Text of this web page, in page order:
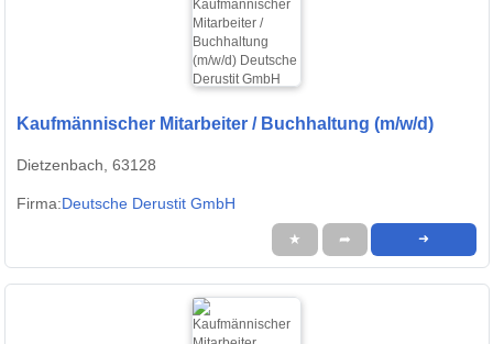
Kaufmännischer Mitarbeiter / Buchhaltung (m/w/d)
Dietzenbach, 63128
Firma:Deutsche Derustit GmbH
★ ➦ ➜